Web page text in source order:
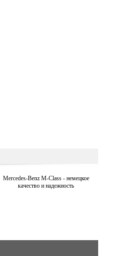
Mercedes-Benz M-Class - немецкое
качество и надежность